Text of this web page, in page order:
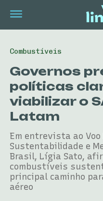
Combustíveis
Governos
políticas
viabilizar o
Latam
Em entrevista ao
Sustentabilidade e
Brasil, Lígia Sato,
combustíveis
principal caminho
aéreo